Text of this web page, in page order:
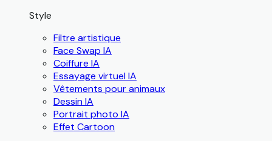
Style
Filtre artistique
Face Swap IA
Coiffure IA
Essayage virtuel IA
Vêtements pour animaux
Dessin IA
Portrait photo IA
Effet Cartoon